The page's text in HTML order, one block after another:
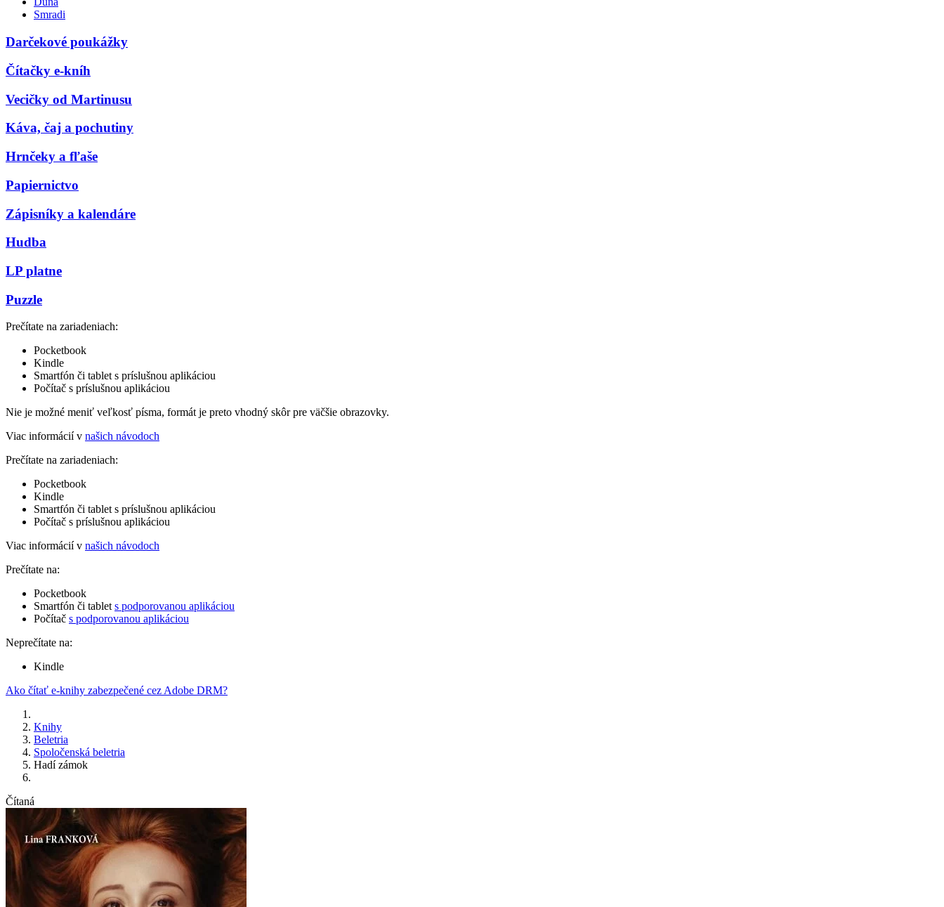
Smradi
Darčekové poukážky
Čítačky e-kníh
Vecičky od Martinusu
Káva, čaj a pochutiny
Hrnčeky a fľaše
Papiernictvo
Zápisníky a kalendáre
Hudba
LP platne
Puzzle
Prečítate na zariadeniach:
Pocketbook
Kindle
Smartfón či tablet s príslušnou aplikáciou
Počítač s príslušnou aplikáciou
Nie je možné meniť veľkosť písma, formát je preto vhodný skôr pre väčšie obrazovky.
Viac informácií v našich návodoch
Prečítate na zariadeniach:
Pocketbook
Kindle
Smartfón či tablet s príslušnou aplikáciou
Počítač s príslušnou aplikáciou
Viac informácií v našich návodoch
Prečítate na:
Pocketbook
Smartfón či tablet s podporovanou aplikáciou
Počítač s podporovanou aplikáciou
Neprečítate na:
Kindle
Ako čítať e-knihy zabezpečené cez Adobe DRM?
Knihy
Beletria
Spoločenská beletria
Hadí zámok
Čítaná